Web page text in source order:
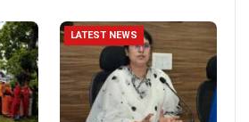
LATEST NEWS